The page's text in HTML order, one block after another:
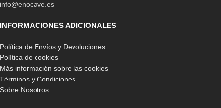
info@enocave.es
INFORMACIONES ADICIONALES
Política de Envíos y Devoluciones
Política de cookies
Más información sobre las cookies
Términos y Condiciones
Sobre Nosotros